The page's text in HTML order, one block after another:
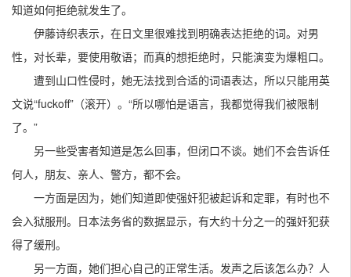
知道如何拒绝就发生了。
伊藤诗织表示，在日文里很难找到明确表达拒绝的词。对男
性，对长辈，要使用敬语；而真的想拒绝时，只能演变为爆粗口。
遭到山口性侵时，她无法找到合适的词语表达，所以只能用英
文说“fuckoff”（滚开）。“所以哪怕是语言，我都觉得我们被限制
了。”
另一些受害者知道是怎么回事，但闭口不谈。她们不会告诉任
何人，朋友、亲人、警方，都不会。
一方面是因为，她们知道即使强奸犯被起诉和定罪，有时也不
会入狱服刑。日本法务省的数据显示，有大约十分之一的强奸犯获
得了缓刑。
另一方面，她们担心自己的正常生活。发声之后该怎么办？人